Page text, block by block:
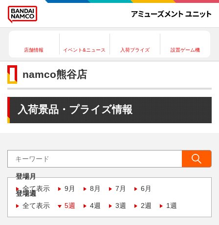
店舗情報 イベント&ニュース 入荷プライズ 設置ゲーム機
namco熊谷店
入荷景品・プライズ情報
登場月
全て表示
9月 8月 7月 6月
登場週
全て表示
5週 4週 3週 2週 1週